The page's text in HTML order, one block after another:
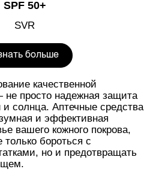
SPF 50+
SVR
больше
качественной
просто надежная защита
и солнца. Аптечные средства
и эффективная
вашего кожного покрова,
только бороться с
но и предотвращать